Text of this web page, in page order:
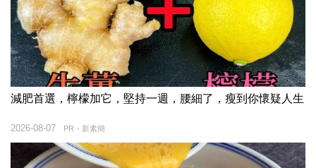
減肥首選，檸檬加它，堅持一週，腰細了，瘦到你懷疑人生
PR・新素簡
2026-08-07